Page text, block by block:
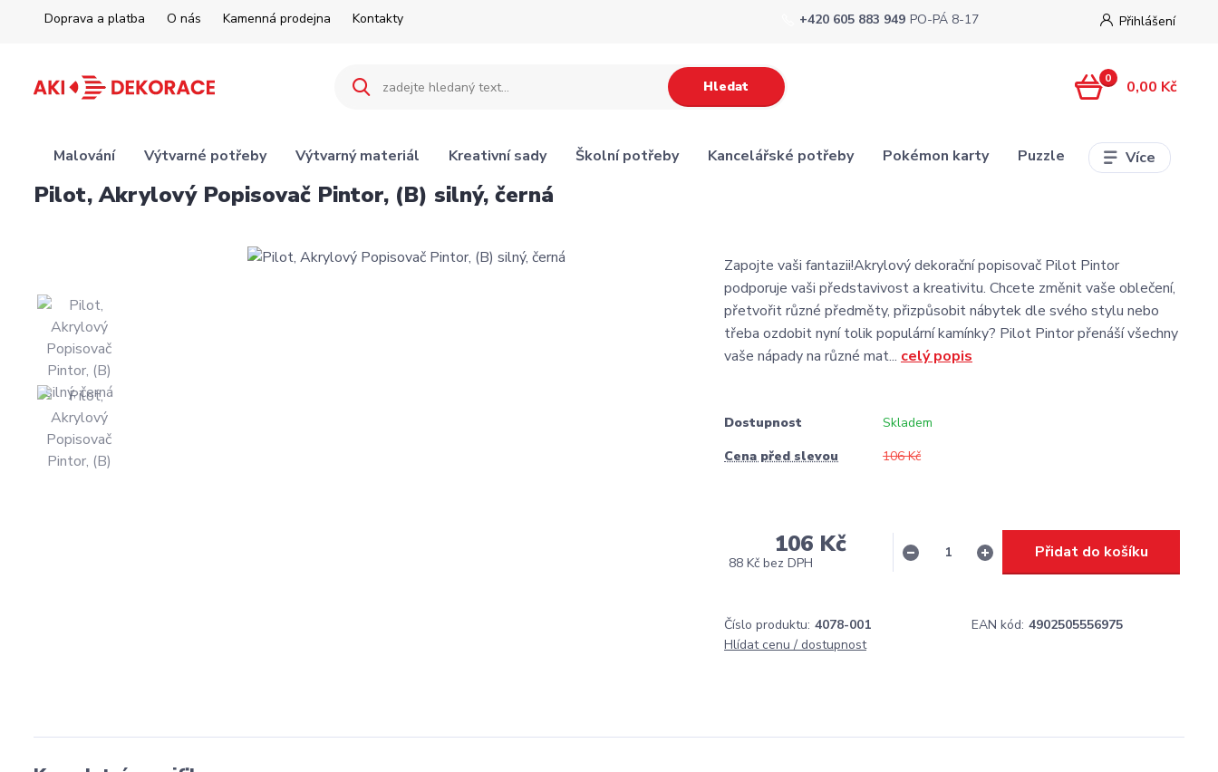
Doprava a platba O nás Kamenná prodejna Kontakty Přihlášení
Hledat
+420 605 883 949 PO-PÁ 8-17
0 0,00 Kč
Malování Výtvarné potřeby Výtvarný materiál Kreativní sady Školní potřeby Kancelářské potřeby Pokémon karty Puzzle Více
Pilot, Akrylový Popisovač Pintor, (B) silný, černá
Zapojte vaši fantazii!Akrylový dekorační popisovač Pilot Pintor
podporuje vaši představivost a kreativitu. Chcete změnit vaše oblečení,
přetvořit různé předměty, přizpůsobit nábytek dle svého stylu nebo
třeba ozdobit nyní tolik populární kamínky? Pilot Pintor přenáší všechny
vaše nápady na různé mat... celý popis
Dostupnost
Skladem
Cena před slevou
106 Kč
106 Kč
88 Kč bez DPH
Přidat do košíku
Číslo produktu: 4078-001 EAN kód: 4902505556975
Hlídat cenu / dostupnost